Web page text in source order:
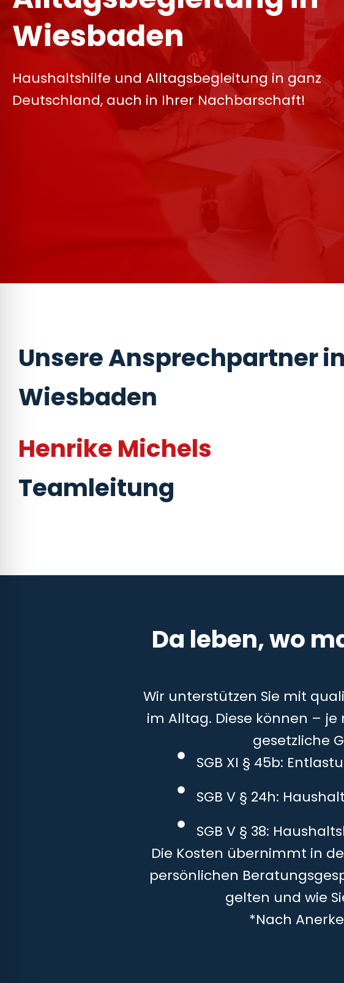
Wiesbaden
Haushaltshilfe und Alltagsbegleitung in ganz
Deutschland, auch in Ihrer Nachbarschaft!
Unsere Ansprechpartner in
Wiesbaden
Henrike Michels
Teamleitung
Da leben, wo
Wir unterstützen Sie mit
im Alltag. Diese können –
gesetzliche
SGB XI § 45b:
SGB V § 24h:
SGB V § 38:
Die Kosten übernimmt in
persönlichen
gelten und wie
*Nach